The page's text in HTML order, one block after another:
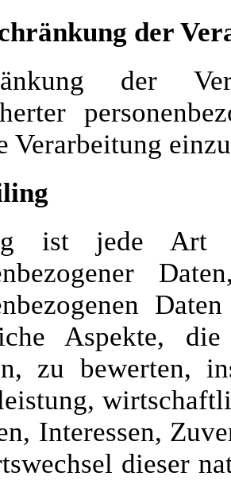
der
der
Verarbeitung
ist jede Art
Aspekte,
zu bewerten,
Interessen,
dieser